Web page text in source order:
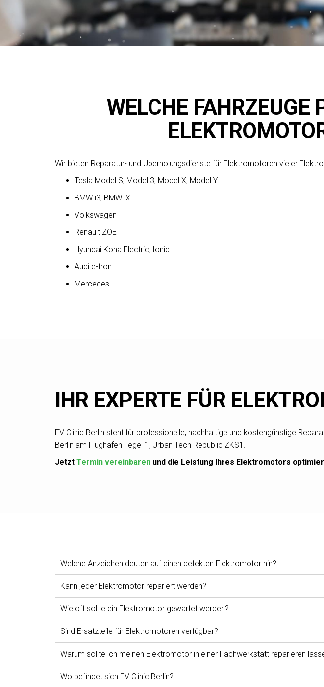
WELCHE FAHRZEUGE
Wir bieten Reparatur- und Überholungsdienste für Elektromotoren vieler
Tesla Model S, Model 3, Model X, Model Y
BMW i3, BMW iX
Volkswagen
Renault ZOE
Hyundai Kona Electric, Ioniq
Audi e-tron
Mercedes
IHR EXPERTE FÜR
EV Clinic Berlin steht für professionelle, nachhaltige und kostengünstige
Berlin am Flughafen Tegel 1, Urban Tech Republic ZKS1.
Jetzt Termin vereinbaren und die Leistung Ihres Elektromotors
Welche Anzeichen deuten auf einen defekten Elektromotor hin?
Kann jeder Elektromotor repariert werden?
Wie oft sollte ein Elektromotor gewartet werden?
Sind Ersatzteile für Elektromotoren verfügbar?
Warum sollte ich meinen Elektromotor in einer Fachwerkstatt reparieren
Wo befindet sich EV Clinic Berlin?